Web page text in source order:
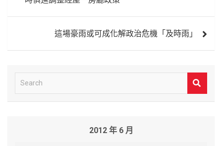
這場豪雨或可成化解政治危機「及時雨」
e
2012 年 6 月